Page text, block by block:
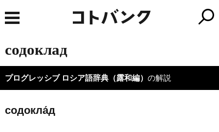
содоклад
プログレッシブ ロシア語辞典（露和編） の解説
содокла́д